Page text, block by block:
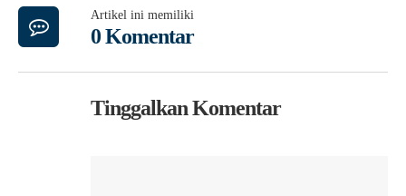
Artikel ini memiliki
0 Komentar
Tinggalkan Komentar